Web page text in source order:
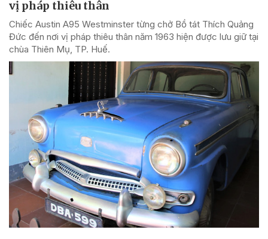
vị pháp thiêu thân
Chiếc Austin A95 Westminster từng chở Bồ tát Thích Quảng
Đức đến nơi vị pháp thiêu thân năm 1963 hiện được lưu giữ tại
chùa Thiên Mụ, TP. Huế.